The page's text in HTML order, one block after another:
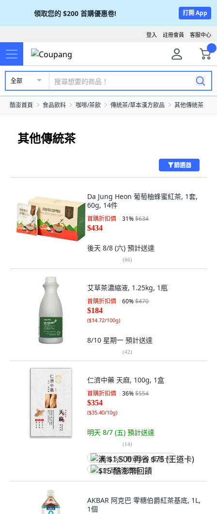
領取您的 $200 首購優惠卷! 打開 App
客服中心
註冊會員
登入
全部
酷澎首頁 食品飲料 咖啡/茶飲 傳統茶/草本漢方飲品 其他傳統茶
其他傳統茶
篩選器
Da Jung Heon 葡萄柚蜂蜜紅茶, 1套,
60g, 14件
首購折扣價 31%$634
$434
後天 8/8 (六) 預計送達
(66)
艾草茶濃縮液, 1.25kg, 1瓶
首購折扣價 60%$470
$184
($14.72/100g)
8/10 星期一 預計送達
(42)
仁濟中藥 天麻, 100g, 1盒
首購折扣價 36%$554
$354
($35.40/10g)
明天 8/7 (五) 預計送達
(14)
满 $1,500 再省 $75 (王道卡)
$15 酷澎幣回饋
AKBAR 阿克巴 零糖伯爵紅茶基底, 1L,
1個